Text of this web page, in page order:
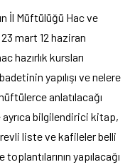
İl Müftülüğü Hac ve
mart 12 haziran
hazırlık kursları
yapılışı ve nelere
anlatılacağı
ayrıca bilgilendirici kitap,
liste ve kafileler belli
yapılacağı